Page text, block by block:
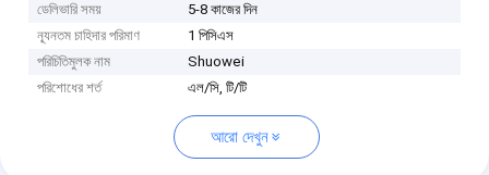
ডেলিভারি সময়
5-8 কাজের দিন
ন্যূনতম চাহিদার পরিমাণ
1 পিসিএস
পরিচিতিমুলক নাম
Shuowei
পরিশোধের শর্ত
এল/সি, টি/টি
আরো দেখুন